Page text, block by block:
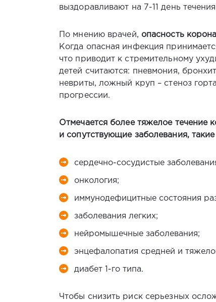
выздоравливают на 7-11 день
По мнению врачей, опасность
Когда опасная инфекция
что приводит к стремительному
детей считаются: пневмония,
невриты, ложный круп – стеноз
прогрессии.
Отмечается более тяжелое течение
и сопутствующие заболевания, такие
сердечно-сосудистые
онкология;
иммунодефицитные состояния
заболевания легких;
нейромышечные заболевания;
энцефалопатия средней и
диабет 1-го типа.
Чтобы снизить риск серьезных